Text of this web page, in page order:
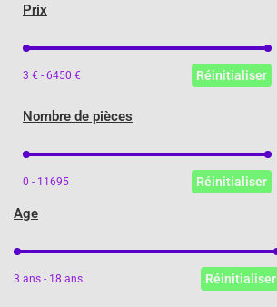
Prix
Prix
3 € - 6450 € Réinitialiser
Nombre de pièces
Nombre de pièces
0 - 11695 Réinitialiser
Age
Age
3 ans - 18 ans Réinitialiser